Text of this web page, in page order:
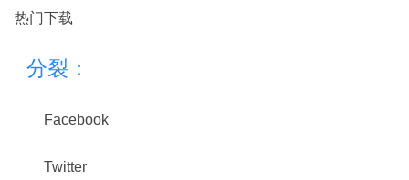
热门下载
分裂：
Facebook
Twitter